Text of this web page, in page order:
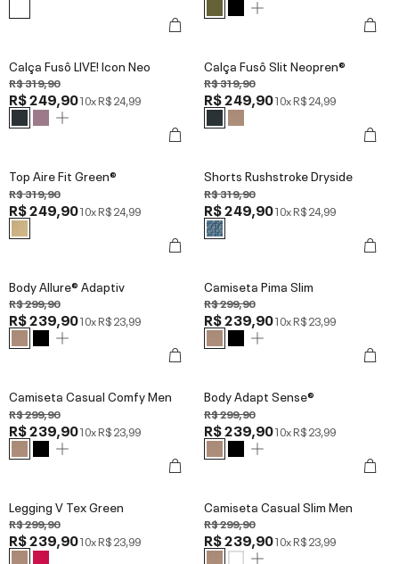
Calça Fusô LIVE! Icon Neo
R$ 319,90
R$ 249,9010xR$ 24,99
Calça Fusô Slit Neopren®
R$ 319,90
R$ 249,9010xR$ 24,99
Top Aire Fit Green®
R$ 319,90
R$ 249,9010xR$ 24,99
Shorts Rushstroke Dryside
R$ 319,90
R$ 249,9010xR$ 24,99
Body Allure® Adaptiv
R$ 299,90
R$ 239,9010xR$ 23,99
Camiseta Pima Slim
R$ 299,90
R$ 239,9010xR$ 23,99
Camiseta Casual Comfy Men
R$ 299,90
R$ 239,9010xR$ 23,99
Body Adapt Sense®
R$ 299,90
R$ 239,9010xR$ 23,99
Legging V Tex Green
R$ 299,90
R$ 239,9010xR$ 23,99
Camiseta Casual Slim Men
R$ 299,90
R$ 239,9010xR$ 23,99